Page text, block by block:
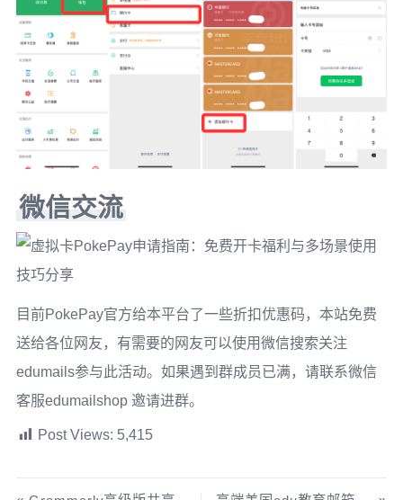
微信交流
目前PokePay官方给本平台了一些折扣优惠码，本站免费
送给各位网友，有需要的网友可以使用微信搜索关注
edumails参与此活动。如果遇到群成员已满，请联系微信
客服edumailshop 邀请进群。
Post Views: 5,415